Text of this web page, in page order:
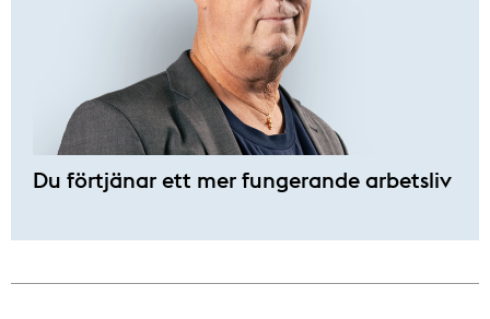
Du förtjänar ett mer fungerande arbetsliv